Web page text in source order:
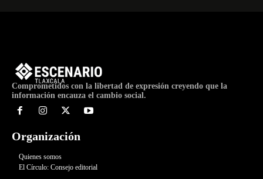
Comprometidos con la libertad de expresión creyendo que la
información encauza el cambio social.
Organización
Quienes somos
El Círculo: Consejo editorial